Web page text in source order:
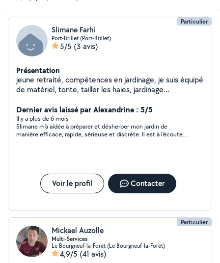
Particulier
Slimane Farhi
Port-Brillet (Port-Brillet)
5/5 (3 avis)
Présentation
jeune retraité, compétences en jardinage, je suis équipé
de matériel, tonte, tailler les haies, jardinage
Dernier avis laissé par Alexandrine : 5/5
Il y a plus de 6 mois
Slimane m'a aidée à préparer et désherber mon jardin de
manière efficace, rapide, sérieuse et discrète. Il est à l'écoute
Voir le profil Contacter
Particulier
Mickael Auzolle
Multi-Services
Le Bourgneuf-la-Forêt (Le Bourgneuf-la-Forêt)
4,9/5 (41 avis)